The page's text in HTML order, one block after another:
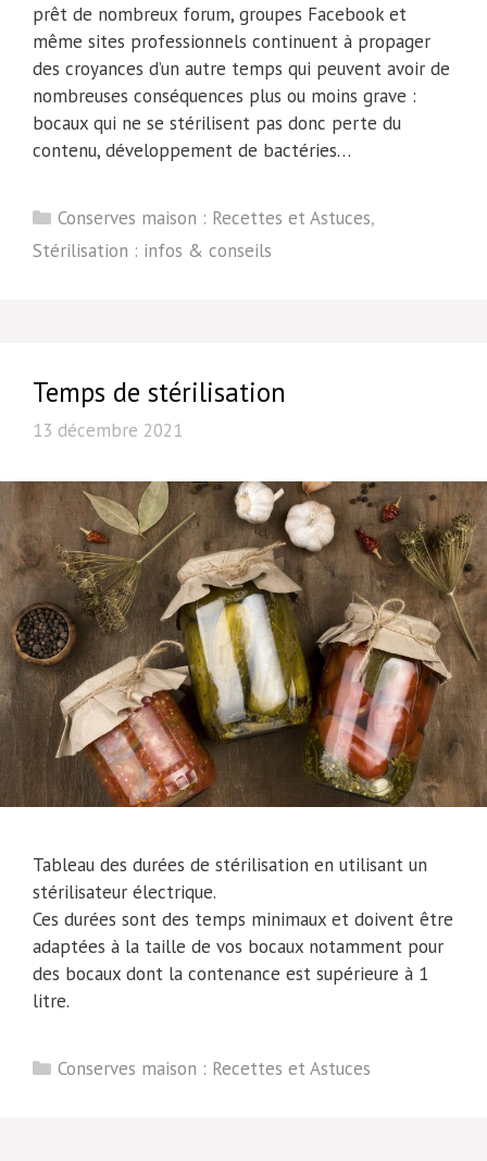
prêt de nombreux forum, groupes Facebook et
même sites professionnels continuent à propager
des croyances d’un autre temps qui peuvent avoir de
nombreuses conséquences plus ou moins grave :
bocaux qui ne se stérilisent pas donc perte du
contenu, développement de bactéries…
Catégories
Conserves maison : Recettes et Astuces,
Stérilisation : infos & conseils
Temps de stérilisation
13 décembre 2021
Tableau des durées de stérilisation en utilisant un
stérilisateur électrique.
Ces durées sont des temps minimaux et doivent être
adaptées à la taille de vos bocaux notamment pour
des bocaux dont la contenance est supérieure à 1
litre.
Catégories
Conserves maison : Recettes et Astuces